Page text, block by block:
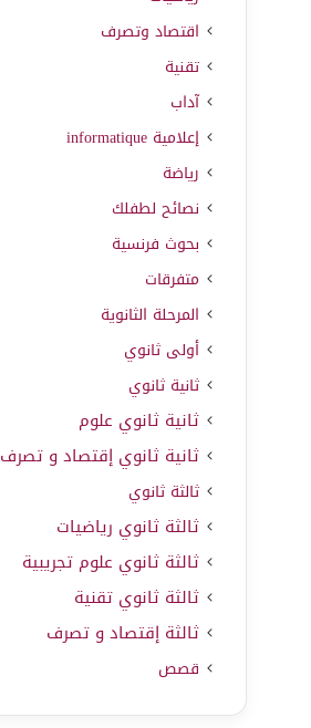
اقتصاد وتصرف
تقنية
آداب
إعلامية informatique
رياضة
نصائح لطفلك
بحوث فرنسية
متفرقات
المرحلة الثانوية
أولى ثانوي
ثانية ثانوي
ثانية ثانوي علوم
ثانية ثانوي إقتصاد و تصرف
ثالثة ثانوي
ثالثة ثانوي رياضيات
ثالثة ثانوي علوم تجريبية
ثالثة ثانوي تقنية
ثالثة إقتصاد و تصرف
قصص